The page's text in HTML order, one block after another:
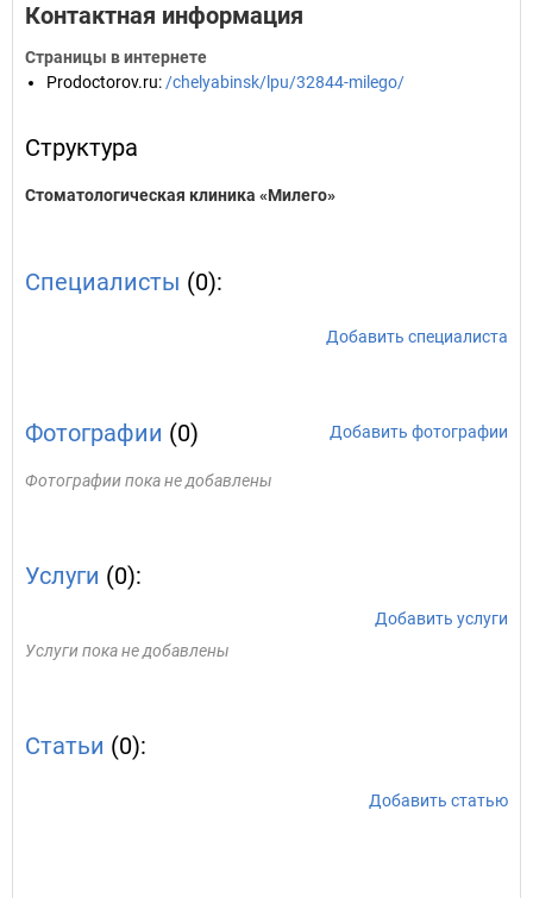
Контактная информация
Страницы в интернете
Prodoctorov.ru: /chelyabinsk/lpu/32844-milego/
Структура
Стоматологическая клиника «Милего»
Специалисты (0):
Добавить специалиста
Фотографии (0) Добавить фотографии
Фотографии пока не добавлены
Услуги (0):
Добавить услуги
Услуги пока не добавлены
Статьи (0):
Добавить статью